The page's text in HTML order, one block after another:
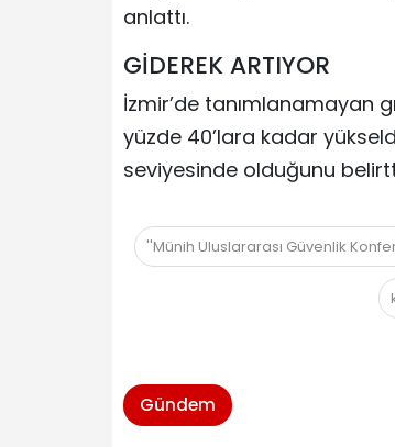
anlattı.
GİDEREK ARTIYOR
İzmir’de tanımlanamayan
yüzde 40’lara kadar
seviyesinde olduğunu
''Münih Uluslararası Güvenlik
Gündem